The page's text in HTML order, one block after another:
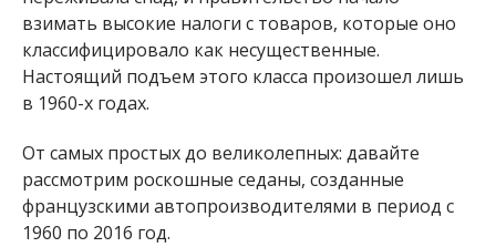
взимать высокие налоги с товаров, которые оно
классифицировало как несущественные.
Настоящий подъем этого класса произошел лишь
в 1960-х годах.
От самых простых до великолепных: давайте
рассмотрим роскошные седаны, созданные
французскими автопроизводителями в период с
1960 по 2016 год.